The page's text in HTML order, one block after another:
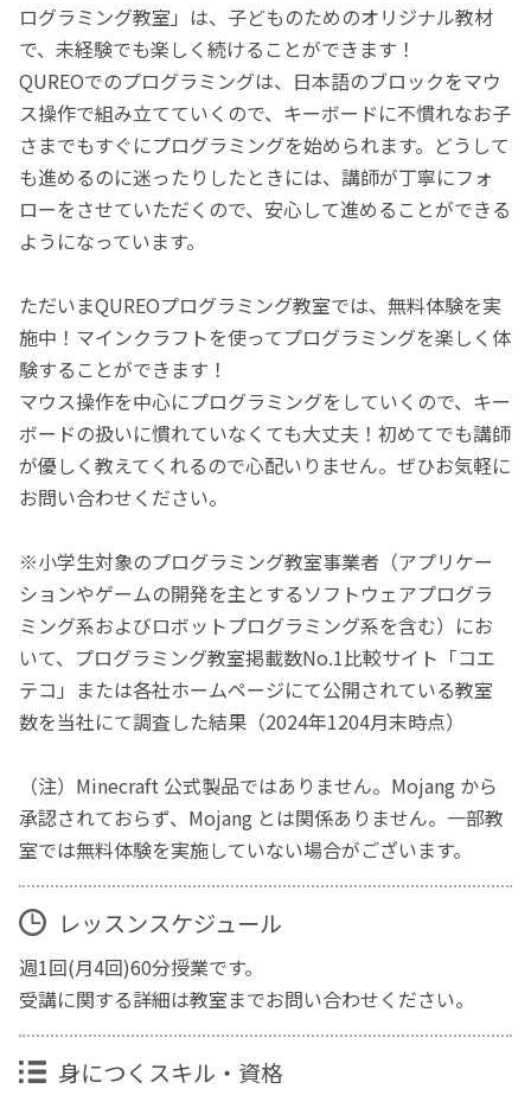
ログラミング教室」は、子どものためのオリジナル教材
で、未経験でも楽しく続けることができます！
QUREOでのプログラミングは、日本語のブロックをマウ
ス操作で組み立てていくので、キーボードに不慣れなお子
さまでもすぐにプログラミングを始められます。どうして
も進めるのに迷ったりしたときには、講師が丁寧にフォ
ローをさせていただくので、安心して進めることができる
ようになっています。
ただいまQUREOプログラミング教室では、無料体験を実
施中！マインクラフトを使ってプログラミングを楽しく体
験することができます！
マウス操作を中心にプログラミングをしていくので、キー
ボードの扱いに慣れていなくても大丈夫！初めてでも講師
が優しく教えてくれるので心配いりません。ぜひお気軽に
お問い合わせください。
※小学生対象のプログラミング教室事業者（アプリケー
ションやゲームの開発を主とするソフトウェアプログラ
ミング系およびロボットプログラミング系を含む）にお
いて、プログラミング教室掲載数No.1比較サイト「コエ
テコ」または各社ホームページにて公開されている教室
数を当社にて調査した結果（2024年1204月末時点）
（注）Minecraft 公式製品ではありません。Mojang から
承認されておらず、Mojang とは関係ありません。一部教
室では無料体験を実施していない場合がございます。
レッスンスケジュール
週1回(月4回)60分授業です。
受講に関する詳細は教室までお問い合わせください。
身につくスキル・資格